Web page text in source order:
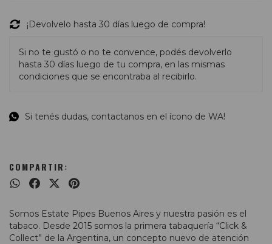
¡Devolvelo hasta 30 días luego de compra!
Si no te gustó o no te convence, podés devolverlo
hasta 30 días luego de tu compra, en las mismas
condiciones que se encontraba al recibirlo.
Si tenés dudas, contactanos en el ícono de WA!
COMPARTIR:
Somos Estate Pipes Buenos Aires y nuestra pasión es el
tabaco. Desde 2015 somos la primera tabaquería “Click &
Collect” de la Argentina, un concepto nuevo de atención